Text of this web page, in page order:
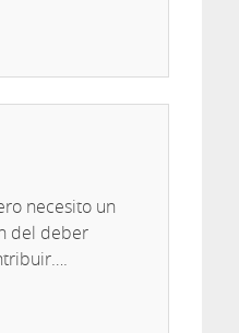
necesito un
del deber